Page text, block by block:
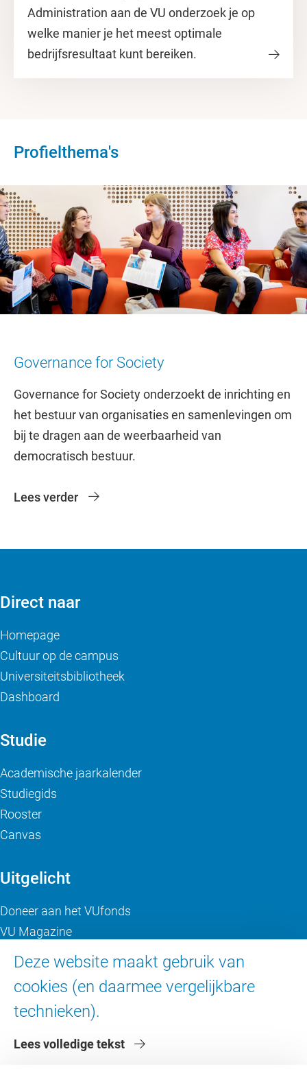
Administration aan de VU onderzoek je op
welke manier je het meest optimale
bedrijfsresultaat kunt bereiken.
Profielthema's
Governance for Society
Governance for Society onderzoekt de inrichting en
het bestuur van organisaties en samenlevingen om
bij te dragen aan de weerbaarheid van
democratisch bestuur.
Lees verder
Deze website maakt gebruik van
cookies (en daarmee vergelijkbare
technieken).
Lees volledige tekst
Direct naar
Homepage
Cultuur op de campus
Universiteitsbibliotheek
Dashboard
Studie
Academische jaarkalender
Studiegids
Rooster
Canvas
Uitgelicht
Doneer aan het VUfonds
VU Magazine
Digitale toegankelijkheid
Over de VU
Contact en route